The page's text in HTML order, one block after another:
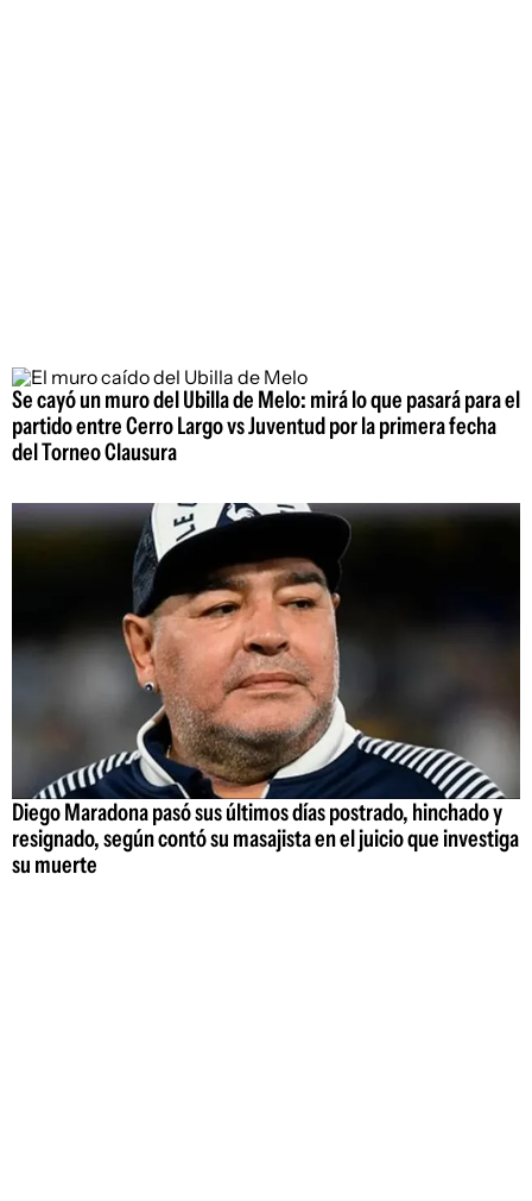
Se cayó un muro del Ubilla de Melo: mirá lo que pasará para el
partido entre Cerro Largo vs Juventud por la primera fecha
del Torneo Clausura
Diego Maradona pasó sus últimos días postrado, hinchado y
resignado, según contó su masajista en el juicio que investiga
su muerte